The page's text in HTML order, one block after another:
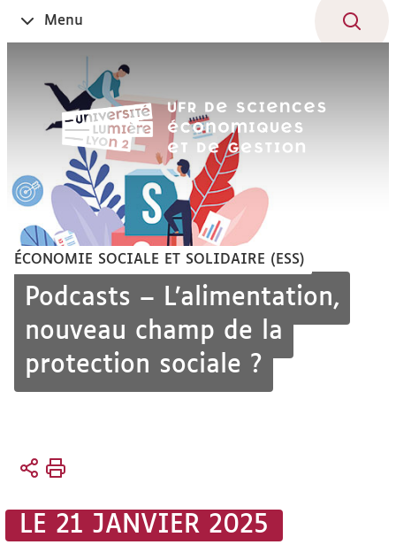
Ouvrir
le
Menu
ÉCONOMIE SOCIALE ET SOLIDAIRE (ESS)
Podcasts – L’alimentation,
nouveau champ de la
protection sociale ?
Vous
Accueil
La chaire
LE 21 JANVIER 2025